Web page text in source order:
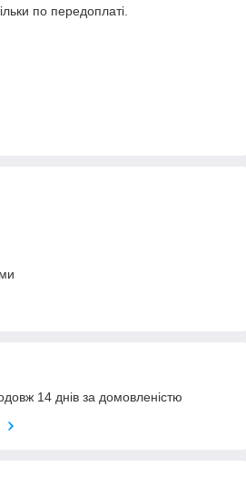
по передоплаті.
14 днів за домовленістю